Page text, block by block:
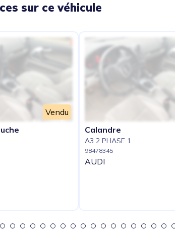
sur ce véhicule
Vendu
Calandre
A3 2 PHASE 1
98478345
AUDI